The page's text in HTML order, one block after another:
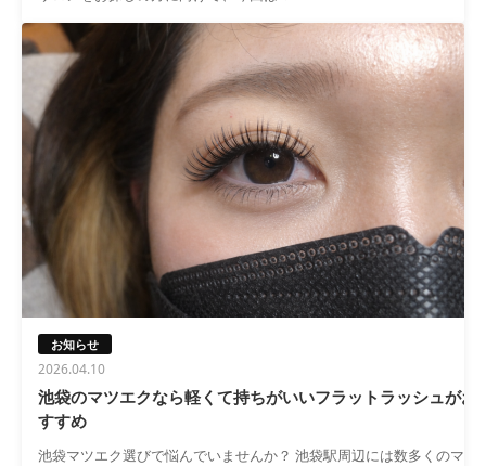
お知らせ
2026.04.10
池袋のマツエクなら軽くて持ちがいいフラットラッシュがお
すすめ
池袋マツエク選びで悩んでいませんか？ 池袋駅周辺には数多くのマツ